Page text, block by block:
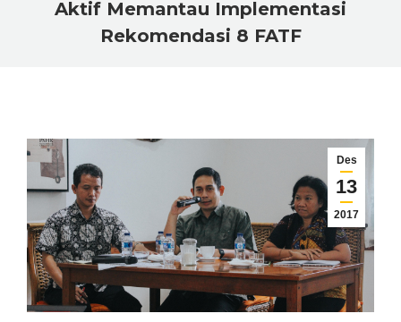
Aktif Memantau Implementasi
Rekomendasi 8 FATF
Des
13
2017